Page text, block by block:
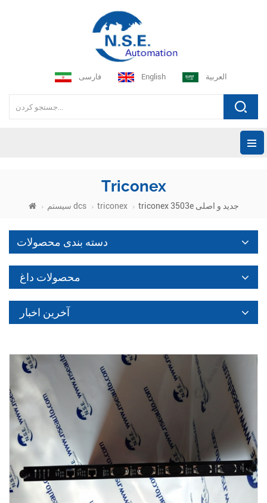
فارسی English العربية
Triconex
سیستم dcs triconex triconex 3503e جدید و اصلی
دسته بندی محصولات
محصولات داغ
آخرین اخبار